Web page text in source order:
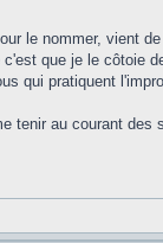
le nommer, vient
que je le côtoie
qui pratiquent
tenir au courant des